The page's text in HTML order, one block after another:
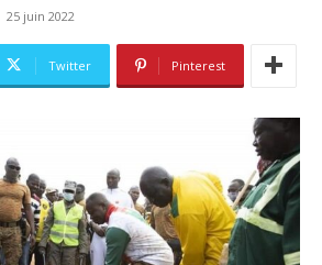
25 juin 2022
Twitter Pinterest